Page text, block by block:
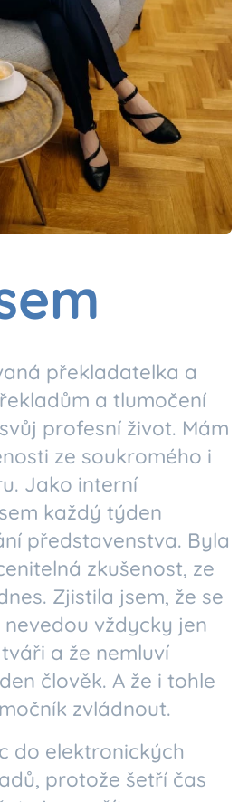
překladatelka a
a tlumočení
profesní život. Mám
ze soukromého i
Jako interní
každý týden
představenstva. Byla
zkušenost, ze
Zjistila jsem, že se
vždycky jen
a že nemluví
člověk. A že i tohle
zvládnout.
do elektronických
protože šetří čas